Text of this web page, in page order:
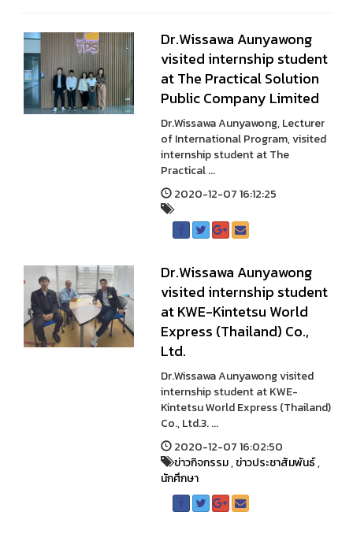
Dr.Wissawa Aunyawong
visited internship student
at The Practical Solution
Public Company Limited
Dr.Wissawa Aunyawong, Lecturer
of International Program, visited
internship student at The
Practical ...
2020-12-07 16:12:25
Dr.Wissawa Aunyawong
visited internship student
at KWE-Kintetsu World
Express (Thailand) Co.,
Ltd.
Dr.Wissawa Aunyawong visited
internship student at KWE-
Kintetsu World Express (Thailand)
Co., Ltd.3. ...
2020-12-07 16:02:50
ข่าวกิจกรรม,ข่าวประชาสัมพันธ์,
นักศึกษา